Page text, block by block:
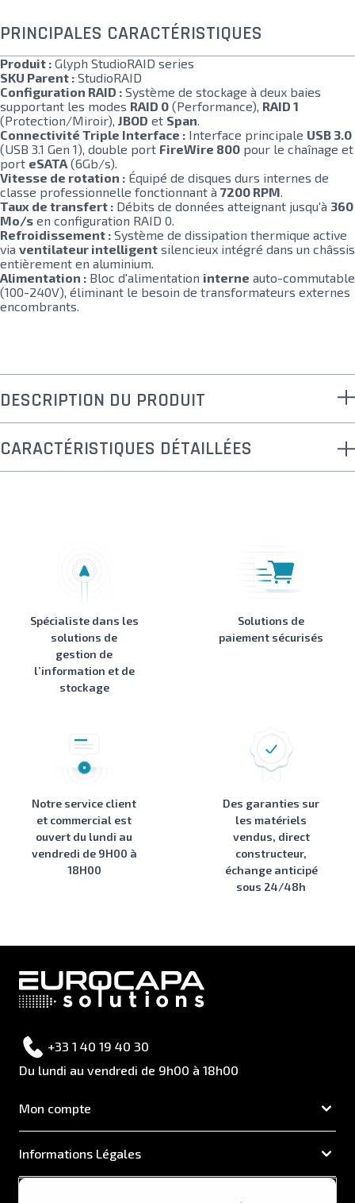
PRINCIPALES CARACTÉRISTIQUES
Produit : Glyph StudioRAID series
SKU Parent : StudioRAID
Configuration RAID : Système de stockage à deux baies
supportant les modes RAID 0 (Performance), RAID 1
(Protection/Miroir), JBOD et Span.
Connectivité Triple Interface : Interface principale USB 3.0
(USB 3.1 Gen 1), double port FireWire 800 pour le chaînage et
port eSATA (6Gb/s).
Vitesse de rotation : Équipé de disques durs internes de
classe professionnelle fonctionnant à 7200 RPM.
Taux de transfert : Débits de données atteignant jusqu'à 360
Mo/s en configuration RAID 0.
Refroidissement : Système de dissipation thermique active
via ventilateur intelligent silencieux intégré dans un châssis
entièrement en aluminium.
Alimentation : Bloc d'alimentation interne auto-commutable
(100-240V), éliminant le besoin de transformateurs externes
encombrants.
DESCRIPTION DU PRODUIT
CARACTÉRISTIQUES DÉTAILLÉES
Spécialiste dans les
solutions de
gestion de
l’information et de
stockage
Solutions de
paiement sécurisés
Notre service client
et commercial est
ouvert du lundi au
vendredi de 9H00 à
18H00
Des garanties sur
les matériels
vendus, direct
constructeur,
échange anticipé
sous 24/48h
+33 1 40 19 40 30
Du lundi au vendredi de 9h00 à 18h00
Mon compte
Informations Légales